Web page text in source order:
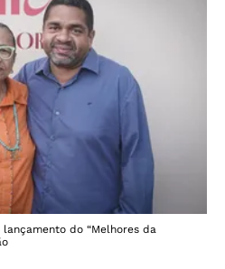
do “Melhores da